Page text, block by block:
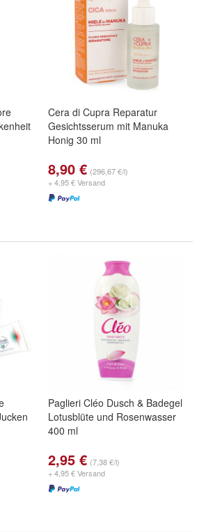
Cera di Cupra Reparatur
Gesichtsserum mit Manuka
Honig 30 ml
8,90 € (296,67 €/l)
+ 4,95 € Versand
Paglieri Cléo Dusch & Badegel
Lotusblüte und Rosenwasser
400 ml
2,95 € (7,38 €/l)
+ 4,95 € Versand